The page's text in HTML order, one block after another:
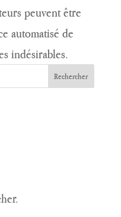
peuvent être
automatisé de
indésirables.
Rechercher